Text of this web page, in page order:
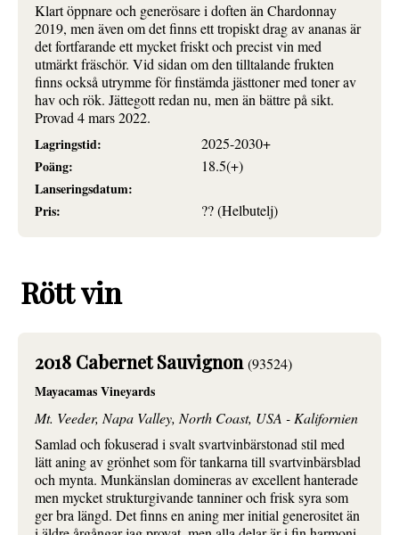
Klart öppnare och generösare i doften än Chardonnay
2019, men även om det finns ett tropiskt drag av ananas är
det fortfarande ett mycket friskt och precist vin med
utmärkt fräschör. Vid sidan om den tilltalande frukten
finns också utrymme för finstämda jästtoner med toner av
hav och rök. Jättegott redan nu, men än bättre på sikt.
Provad 4 mars 2022.
Lagringstid:
2025-2030+
Poäng:
18.5(+)
Lanseringsdatum:
Pris:
?? (Helbutelj)
Rött vin
2018 Cabernet Sauvignon(93524)
Mayacamas Vineyards
Mt. Veeder, Napa Valley, North Coast, USA - Kalifornien
Samlad och fokuserad i svalt svartvinbärstonad stil med
lätt aning av grönhet som för tankarna till svartvinbärsblad
och mynta. Munkänslan domineras av excellent hanterade
men mycket strukturgivande tanniner och frisk syra som
ger bra längd. Det finns en aning mer initial generositet än